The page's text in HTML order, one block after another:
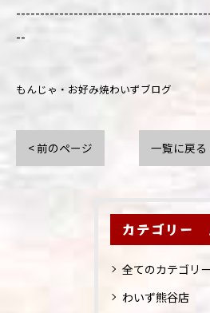
--
もんじゃ・お好み焼わいずブログ
< 前のページ 一覧に戻る
カテゴリー
全てのカテゴリー
わいず熊谷店